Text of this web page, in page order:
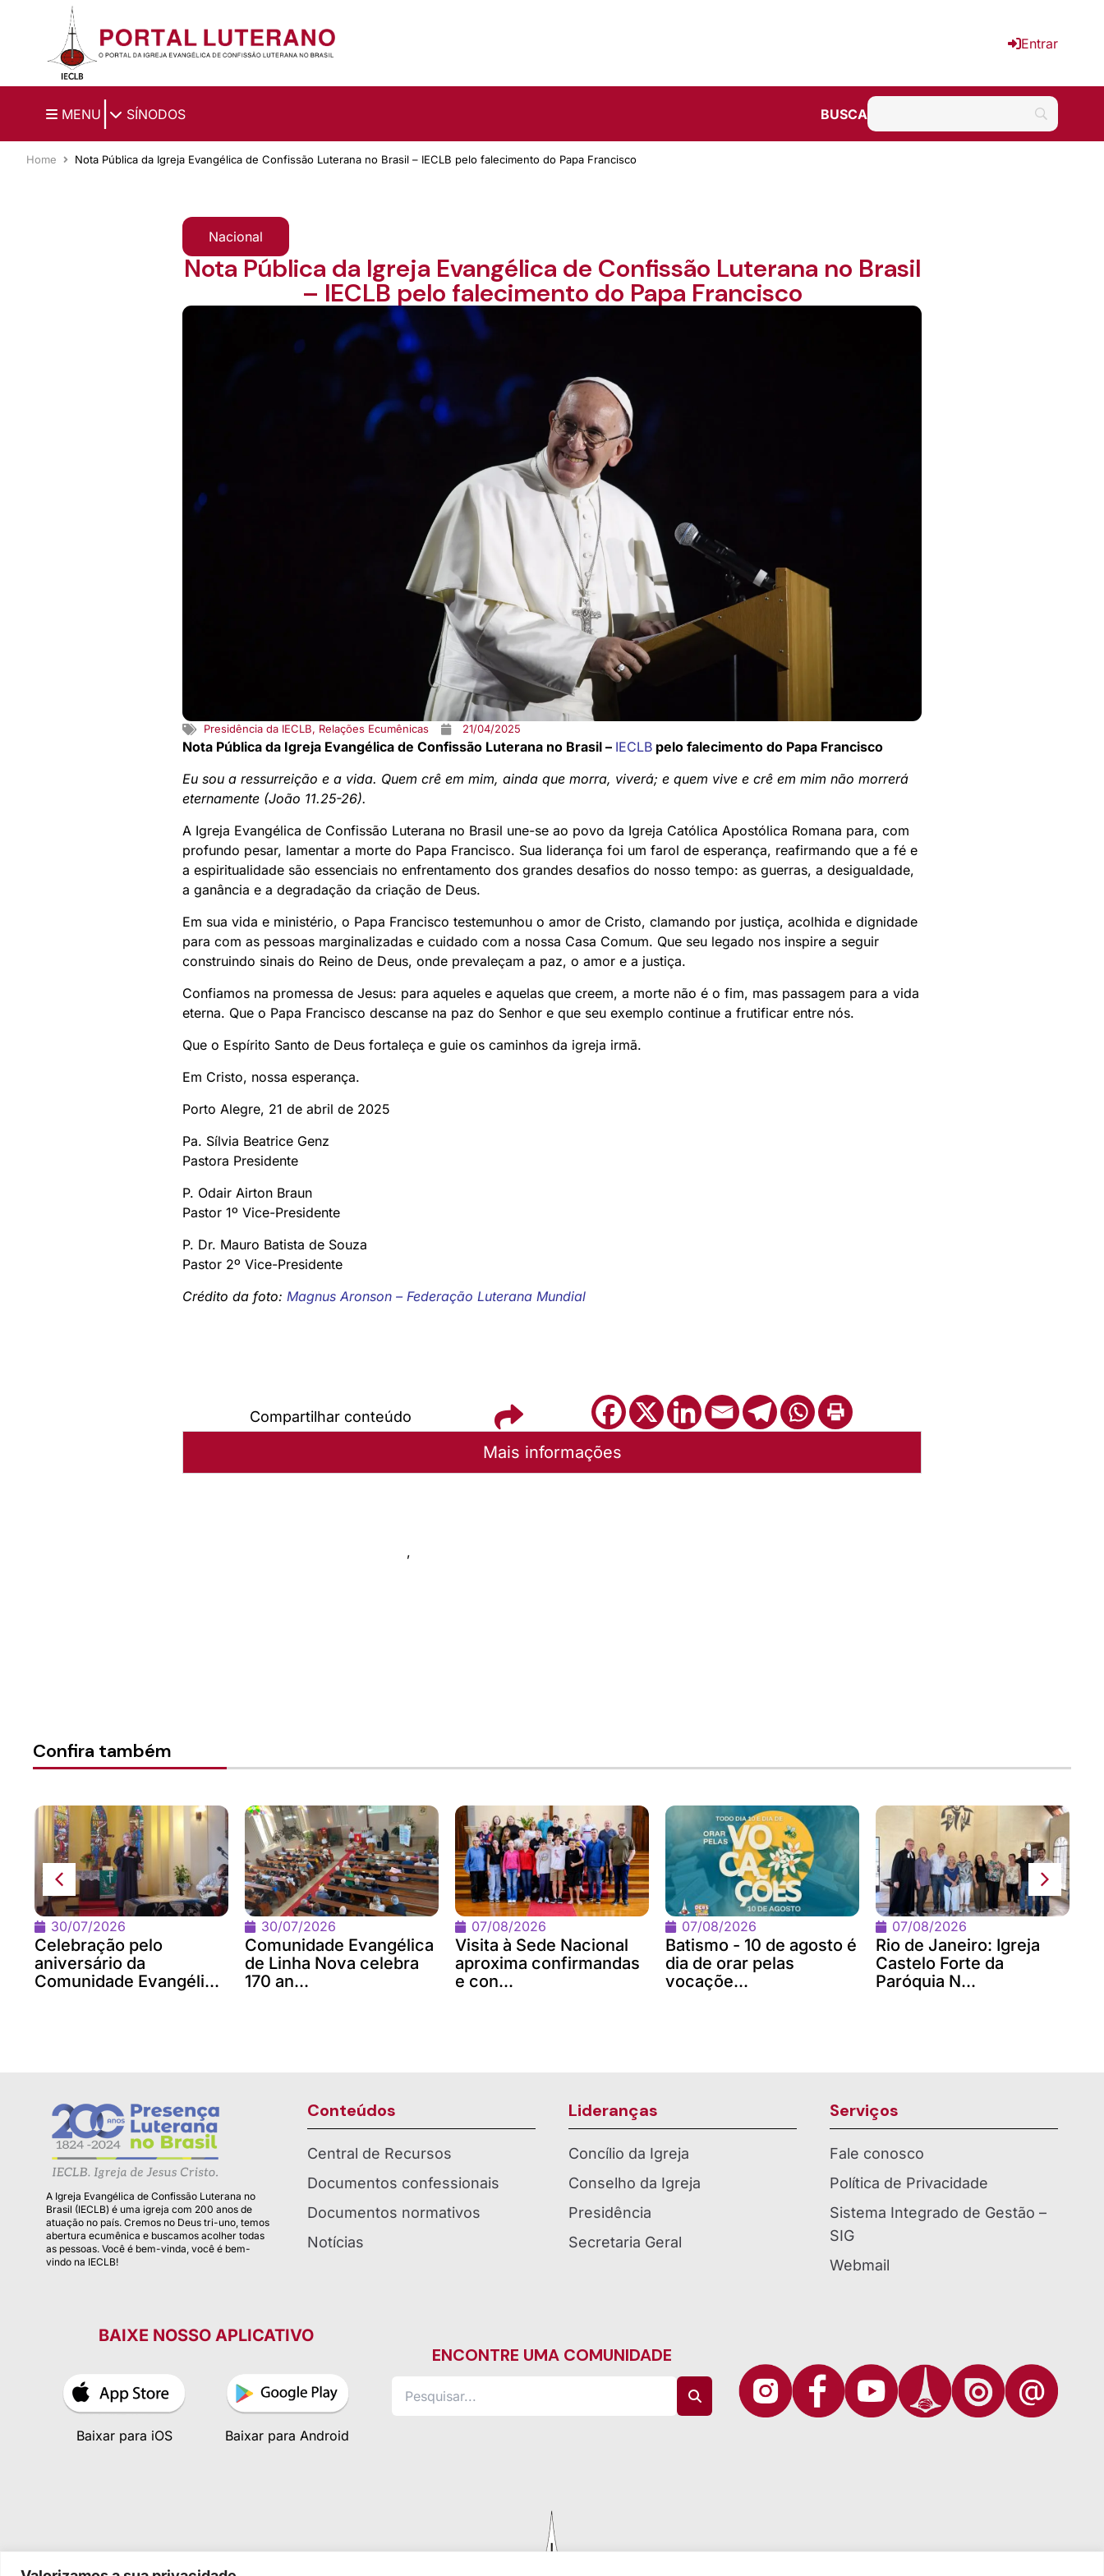
Ir para o conteúdo principal
Entrar
MENU SÍNODOS BUSCA
Home Nota Pública da Igreja Evangélica de Confissão Luterana no Brasil – IECLB pelo falecimento do Papa Francisco
Nacional
Nota Pública da Igreja Evangélica de Confissão Luterana no Brasil
– IECLB pelo falecimento do Papa Francisco
Presidência da IECLB, Relações Ecumênicas 21/04/2025
Nota Pública da Igreja Evangélica de Confissão Luterana no Brasil – IECLB pelo falecimento do Papa Francisco
Eu sou a ressurreição e a vida. Quem crê em mim, ainda que morra, viverá; e quem vive e crê em mim não morrerá
eternamente (João 11.25-26).
A Igreja Evangélica de Confissão Luterana no Brasil une-se ao povo da Igreja Católica Apostólica Romana para, com
profundo pesar, lamentar a morte do Papa Francisco. Sua liderança foi um farol de esperança, reafirmando que a fé e
a espiritualidade são essenciais no enfrentamento dos grandes desafios do nosso tempo: as guerras, a desigualdade,
a ganância e a degradação da criação de Deus.
Em sua vida e ministério, o Papa Francisco testemunhou o amor de Cristo, clamando por justiça, acolhida e dignidade
para com as pessoas marginalizadas e cuidado com a nossa Casa Comum. Que seu legado nos inspire a seguir
construindo sinais do Reino de Deus, onde prevaleçam a paz, o amor e a justiça.
Confiamos na promessa de Jesus: para aqueles e aquelas que creem, a morte não é o fim, mas passagem para a vida
eterna. Que o Papa Francisco descanse na paz do Senhor e que seu exemplo continue a frutificar entre nós.
Que o Espírito Santo de Deus fortaleça e guie os caminhos da igreja irmã.
Em Cristo, nossa esperança.
Porto Alegre, 21 de abril de 2025
Pa. Sílvia Beatrice Genz
Pastora Presidente
P. Odair Airton Braun
Pastor 1º Vice-Presidente
P. Dr. Mauro Batista de Souza
Pastor 2º Vice-Presidente
Crédito da foto: Magnus Aronson – Federação Luterana Mundial
Compartilhar conteúdo
Mais informações
,
Confira também
30/07/2026
Celebração pelo
aniversário da
Comunidade Evangéli...
30/07/2026
Comunidade Evangélica
de Linha Nova celebra
170 an...
07/08/2026
Visita à Sede Nacional
aproxima confirmandas
e con...
07/08/2026
Batismo - 10 de agosto é
dia de orar pelas
vocaçõe...
07/08/2026
Rio de Janeiro: Igreja
Castelo Forte da
Paróquia N...
A Igreja Evangélica de Confissão Luterana no
Brasil (IECLB) é uma igreja com 200 anos de
atuação no país. Cremos no Deus tri-uno, temos
abertura ecumênica e buscamos acolher todas
as pessoas. Você é bem-vinda, você é bem-
vindo na IECLB!
Conteúdos
Central de Recursos
Documentos confessionais
Documentos normativos
Notícias
Lideranças
Concílio da Igreja
Conselho da Igreja
Presidência
Secretaria Geral
Serviços
Fale conosco
Política de Privacidade
Sistema Integrado de Gestão –
SIG
Webmail
BAIXE NOSSO APLICATIVO
Baixar para iOS Baixar para Android
ENCONTRE UMA COMUNIDADE